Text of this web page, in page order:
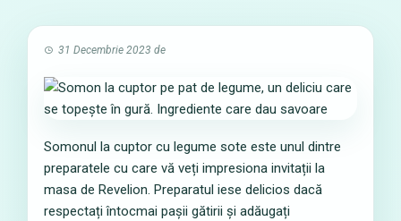
31 Decembrie 2023 de
Somonul la cuptor cu legume sote este unul dintre
preparatele cu care vă veți impresiona invitații la
masa de Revelion. Preparatul iese delicios dacă
respectați întocmai pașii gătirii și adăugați